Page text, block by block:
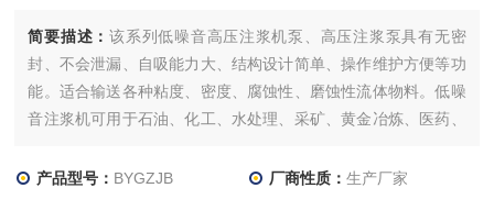
简要描述：该系列低噪音高压注浆机泵、高压注浆泵具有无密
封、不会泄漏、自吸能力大、结构设计简单、操作维护方便等功
能。适合输送各种粘度、密度、腐蚀性、磨蚀性流体物料。低噪
音注浆机可用于石油、化工、水处理、采矿、黄金冶炼、医药、
产品型号： BYGZJB 厂商性质： 生产厂家